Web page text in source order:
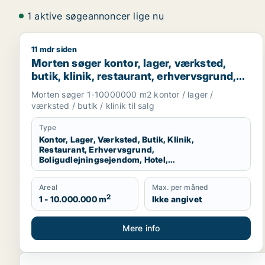
1 aktive søgeannoncer lige nu
Morten søger kontor, lager, værksted, butik,
11 mdr siden
Morten søger kontor, lager, værksted,
butik, klinik, restaurant, erhvervsgrund,
boligudlejningsejendom, hotel eller
produktionslokaler til salg i Region
Nordjylland
Morten søger 1-10000000 m2 kontor / lager /
værksted / butik / klinik til salg
Type
Kontor, Lager, Værksted, Butik, Klinik,
Restaurant, Erhvervsgrund,
Boligudlejningsejendom, Hotel,
Produktionslokaler
Areal
1 - 10.000.000 m2
Max. per måned
Ikke angivet
Mere info